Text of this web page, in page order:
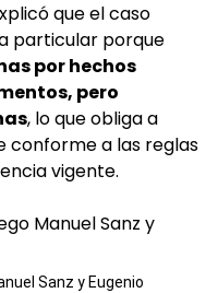
que el caso
particular porque
por hechos
pero
, lo que obliga a
conforme a las reglas
vigente.
Sanz y Eugenio